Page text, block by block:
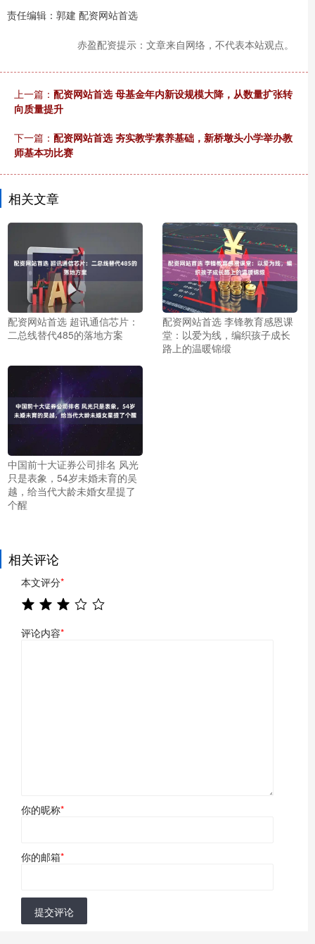
责任编辑：郭建 配资网站首选
赤盈配资提示：文章来自网络，不代表本站观点。
上一篇： 配资网站首选 母基金年内新设规模大降，从数量扩张转
向质量提升
下一篇： 配资网站首选 夯实教学素养基础，新桥墩头小学举办教
师基本功比赛
相关文章
配资网站首选 超讯通信芯片：
二总线替代485的落地方案
配资网站首选 李锋教育感恩课
堂：以爱为线，编织孩子成长
路上的温暖锦缎
中国前十大证券公司排名 风光
只是表象，54岁未婚未育的吴
越，给当代大龄未婚女星提了
个醒
相关评论
本文评分*
评论内容*
你的昵称*
你的邮箱*
提交评论